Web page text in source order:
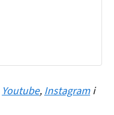
Youtube,Instagram і